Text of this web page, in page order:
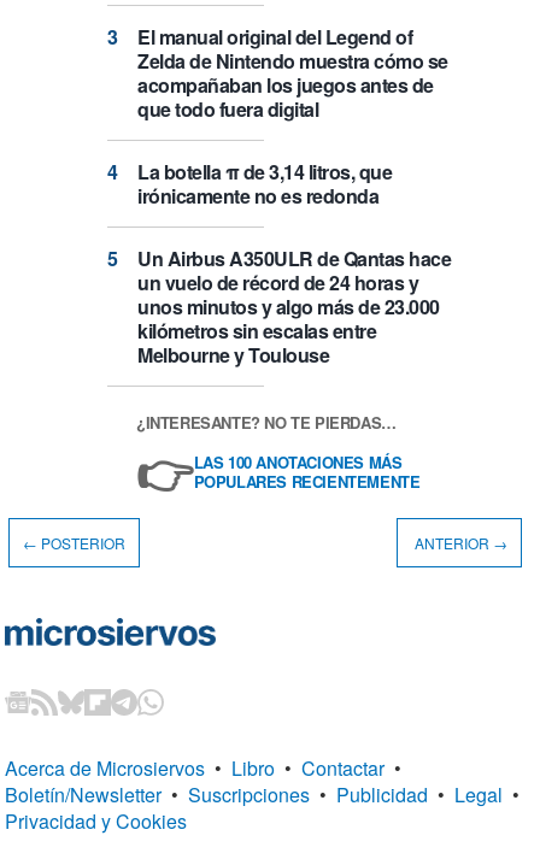
El manual original del Legend of
Zelda de Nintendo muestra cómo se
acompañaban los juegos antes de
que todo fuera digital
La botella π de 3,14 litros, que
irónicamente no es redonda
Un Airbus A350ULR de Qantas hace
un vuelo de récord de 24 horas y
unos minutos y algo más de 23.000
kilómetros sin escalas entre
Melbourne y Toulouse
¿INTERESANTE? NO TE PIERDAS…
👉LAS 100 ANOTACIONES MÁS
POPULARES RECIENTEMENTE
← POSTERIOR ANTERIOR →
Acerca de Microsiervos • Libro • Contactar •
Boletín/Newsletter • Suscripciones • Publicidad • Legal •
Privacidad y Cookies